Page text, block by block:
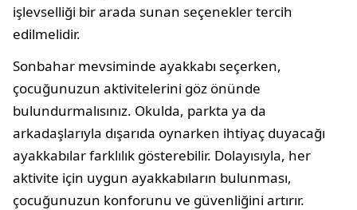
işlevselliği bir arada sunan seçenekler tercih
edilmelidir.
Sonbahar mevsiminde ayakkabı seçerken,
çocuğunuzun aktivitelerini göz önünde
bulundurmalısınız. Okulda, parkta ya da
arkadaşlarıyla dışarıda oynarken ihtiyaç duyacağı
ayakkabılar farklılık gösterebilir. Dolayısıyla, her
aktivite için uygun ayakkabıların bulunması,
çocuğunuzun konforunu ve güvenliğini artırır.